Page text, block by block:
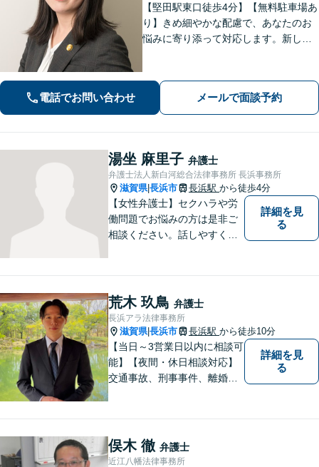
【堅田駅東口徒歩4分】【無料駐車場あ
り】きめ細やかな配慮で、あなたのお
悩みに寄り添って対応します。新しい
にご相談ください。
電話でお問い合わせ メールで面談予約
湯坐 麻里子 弁護士
弁護士法人新白河総合法律事務所 長浜事務所
滋賀県|長浜市 長浜駅 から徒歩4分
【女性弁護士】セクハラや労
働問題でお悩みの方は是非ご
相談ください。話しやすく相
詳細を見
る
荒木 玖鳥 弁護士
長浜アラ法律事務所
滋賀県|長浜市 長浜駅 から徒歩10分
【当日～3営業日以内に相談可
能】【夜間・休日相談対応】
交通事故、刑事事件、離婚・
詳細を見
る
俣木 徹 弁護士
近江八幡法律事務所